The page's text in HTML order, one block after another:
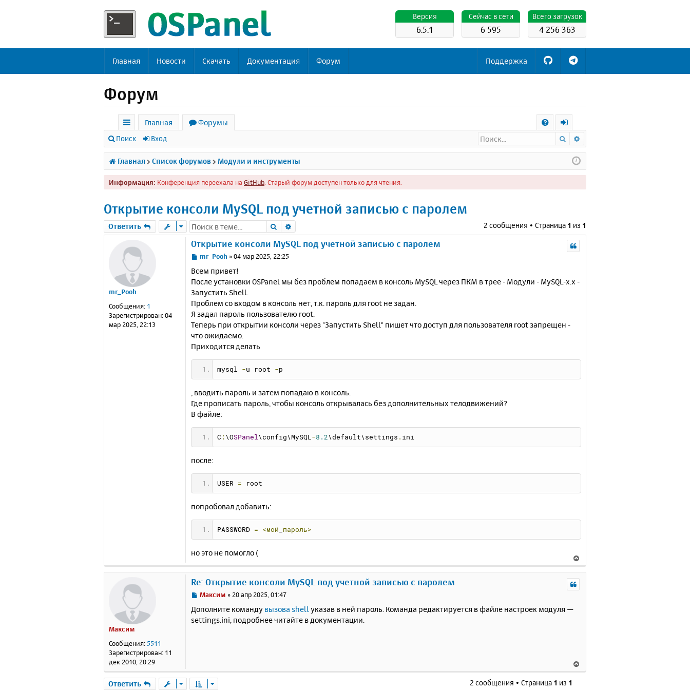
Всего загрузок
4 256 363
Cейчас в сети
6 595
Версия
6.5.1
Главная Новости Скачать Документация Форум Поддержка
Форум
с
ы
л
к
Главная
Форумы
Q
х
о
д
Поиск Вход Поиск
Главная Список форумов Модули и инструменты
Информация: Конференция переехала на GitHub . Старый форум доступен только для чтения.
Открытие консоли MySQL под учетной записью с паролем
Ответить Поиск 2 сообщения • Страница 1 из 1
mr_Pooh
Сообщения: 1
Зарегистрирован:04
мар 2025, 22:13
Открытие консоли MySQL под учетной записью с паролем
С
о
б
щ
е
н
е
mr_Pooh »04 мар 2025, 22:25
Всем привет!
После установки OSPanel мы без проблем попадаем в консоль MySQL через ПКМ в трее - Модули - MySQL-x.x -
Запустить Shell.
Проблем со входом в консоль нет, т.к. пароль для root не задан.
Я задал пароль пользователю root.
Теперь при открытии консоли через "Запустить Shell" пишет что доступ для пользователя root запрещен -
что ожидаемо.
Приходится делать
mysql -u root -p
, вводить пароль и затем попадаю в консоль.
Где прописать пароль, чтобы консоль открывалась без дополнительных телодвижений?
В файле:
C : \OSPanel \config\MySQL -8.2\default\settings . ini
после:
USER = root
попробовал добавить:
PASSWORD = <мой пароль>
но это не помогло (
е
ч
Максим
Сообщения: 5511
Зарегистрирован: 11
дек 2010, 20:29
Re: Открытие консоли MySQL под учетной записью с паролем
С
о
б
Максим » 20 апр 2025, 01:47
Дополните команду вызова shellуказав в ней пароль. Команда редактируется в файле настроек модуля —
settings.ini, подробнее читайте в документации.
е
Ответить 2 сообщения • Страница 1 из 1